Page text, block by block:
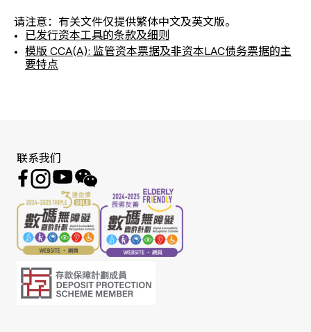
请注意：有关文件仅提供繁体中文及英文版。
已发行资本工具的条款及细则
模版 CCA(A): 监管资本票据及非资本LAC债务票据的主
要特点
联系我们